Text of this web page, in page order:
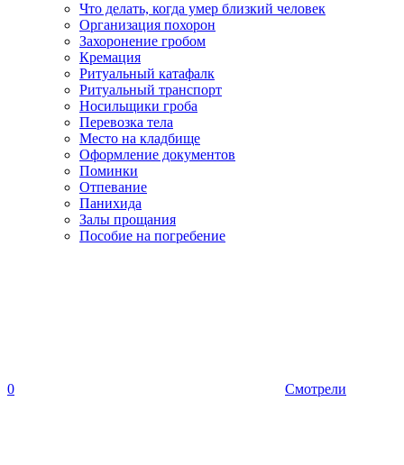
Что делать, когда умер близкий человек
Организация похорон
Захоронение гробом
Кремация
Ритуальный катафалк
Ритуальный транспорт
Носильщики гроба
Перевозка тела
Место на кладбище
Оформление документов
Поминки
Отпевание
Панихида
Залы прощания
Пособие на погребение
0 Смотрели